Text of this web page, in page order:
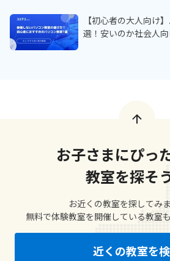
【初心者の大人向け
選！安いのか社会人
お子さまにぴっ
教室を探そ
お近くの教室を探してみ
無料で体験教室を開催している教室
近くの教室を